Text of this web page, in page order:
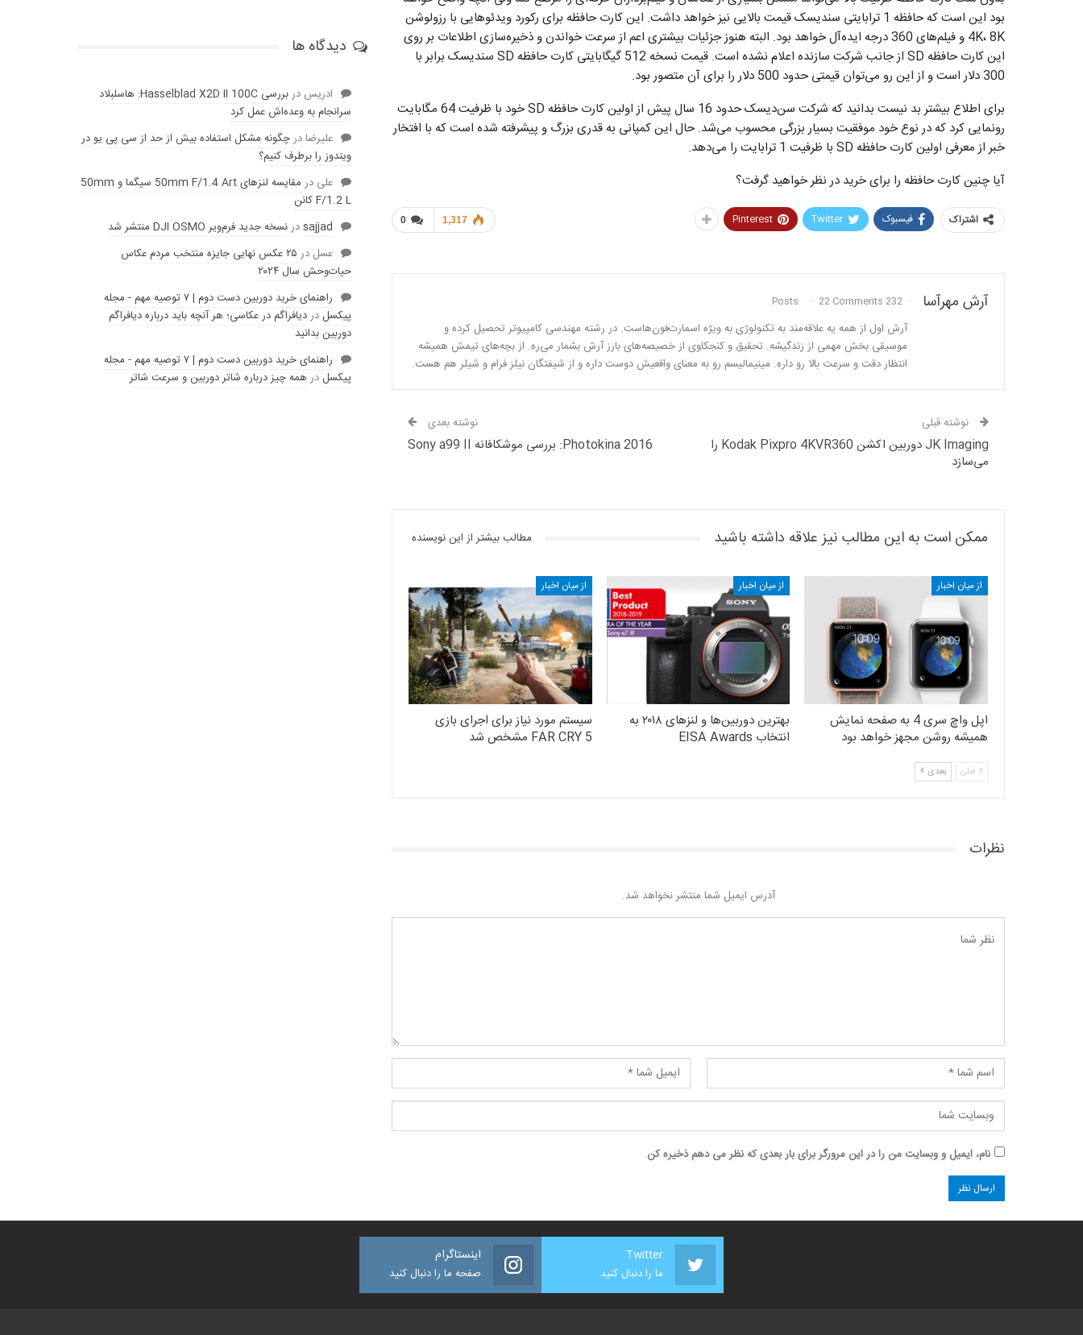
بود این است که حافظه 1 ترابایتی سندیسک قیمت بالایی نیز خواهد داشت. این کارت حافظه برای رکورد ویدئوهایی با رزولوشن
4K، 8K و فیلم‌های 360 درجه ایده‌آل خواهد بود. البته هنوز جزئیات بیشتری اعم از سرعت خواندن و ذخیره‌سازی اطلاعات بر روی
این کارت حافظه SD از جانب شرکت سازنده اعلام نشده است. قیمت نسخه 512 گیگابایتی کارت حافظه SD سندیسک برابر با
300 دلار است و از این رو می‌توان قیمتی حدود 500 دلار را برای آن متصور بود.
برای اطلاع بیشتر بد نیست بدانید که شرکت سن‌دیسک حدود 16 سال پیش از اولین کارت حافظه SD خود با ظرفیت 64 مگابایت
رونمایی کرد که در نوع خود موفقیت بسیار بزرگی محسوب می‌شد. حال این کمپانی به قدری بزرگ و پیشرفته شده است که با افتخار
خبر از معرفی اولین کارت حافظه SD با ظرفیت 1 ترابایت را می‌دهد.
آیا چنین کارت حافظه را برای خرید در نظر خواهید گرفت؟
0 1,317 اشتراک فیسبوک Twitter
Pinterest
آرش مهرآسا 232 Posts
22 Comments
آرش اول از همه یه علاقه‌مند به تکنولوژی به ویژه اسمارت‌فون‌هاست. در رشته مهندسی کامپیوتر تحصیل کرده و
موسیقی بخش مهمی از زندگیشه. تحقیق و کنجکاوی از خصیصه‌های بارز آرش بشمار می‌ره. از بچه‌های تیمش همیشه
انتظار دقت و سرعت بالا رو داره. مینیمالیسم رو به معنای واقعیش دوست داره و از شیفتگان نیلز فرام و شیلر هم هست.
نوشته قبلی
JK Imaging دوربین اکشن Kodak Pixpro 4KVR360 را
می‌سازد
نوشته بعدی
Photokina 2016: بررسی موشکافانه Sony a99 II
ممکن است به این مطالب نیز علاقه داشته باشید مطالب بیشتر از این نویسنده
از میان اخبار
اپل واچ سری 4 به صفحه نمایش
همیشه روشن مجهز خواهد بود
از میان اخبار
بهترین دوربین‌ها و لنز‌های ۲۰۱۸ به
انتخاب EISA Awards
از میان اخبار
سیستم مورد نیاز برای اجرای بازی
FAR CRY 5 مشخص شد
قبلی بعدی
نظرات
آدرس ایمیل شما منتشر نخواهد شد.
نام، ایمیل و وبسایت من را در این مرورگر برای بار بعدی که نظر می دهم ذخیره کن
دیدگاه ها
ادریس در
بررسی Hasselblad X2D II 100C: هاسلبلاد
سرانجام به وعده‌‌اش عمل کرد
عليرضادرچگونه مشکل استفاده بیش از حد از سی پی یو در
ویندوز را برطرف کنیم؟
علی در
مقایسه لنز‌های 50mm F/1.4 Art سیگما و 50mm
F/1.2 L کانن
sajjadدرنسخه جدید فرم‌ویر DJI OSMO منتشر شد
عسل در
۲۵ عکس نهایی جایزه منتخب مردم عکاس
حیات‌وحش سال ۲۰۲۴
راهنمای خرید دوربین دست دوم | ۷ توصیه مهم - مجله
پیکسلدردیافراگم در عکاسی؛ هر آنچه باید درباره دیافراگم
دوربین بدانید
راهنمای خرید دوربین دست دوم | ۷ توصیه مهم - مجله
پیکسلدر همه چیز درباره شاتر دوربین و سرعت شاتر
Twitter
ما را دنبال کنید
اینستاگرام
صفحه ما را دنبال کنید